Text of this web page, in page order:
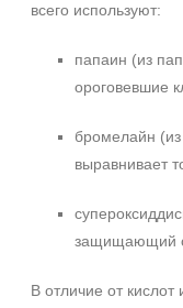
всего используют:
папаин (из
ороговевшие
бромелайн
выравнивает
защищающий
В отличие от